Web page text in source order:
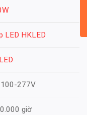
LED HKLED
277V
giờ